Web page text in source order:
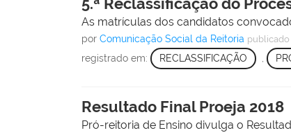
As matrículas dos candidatos
porComunicação Social da Reitoria publicado
registrado em: RECLASSIFICAÇÃO ,
Resultado Final Proeja 2018
Pró-reitoria de Ensino divulga o